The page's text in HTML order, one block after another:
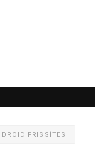
FRISSÍTÉS